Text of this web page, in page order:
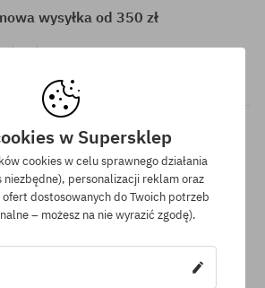
wysyłka od 350 zł
powyżej 350 zł oferujemy wysyłkę
najniższej ceny
w Supersklep
cookies w celu sprawnego działania
niezbędne), personalizacji reklam oraz
ofert dostosowanych do Twoich potrzeb
– możesz na nie wyrazić zgodę).